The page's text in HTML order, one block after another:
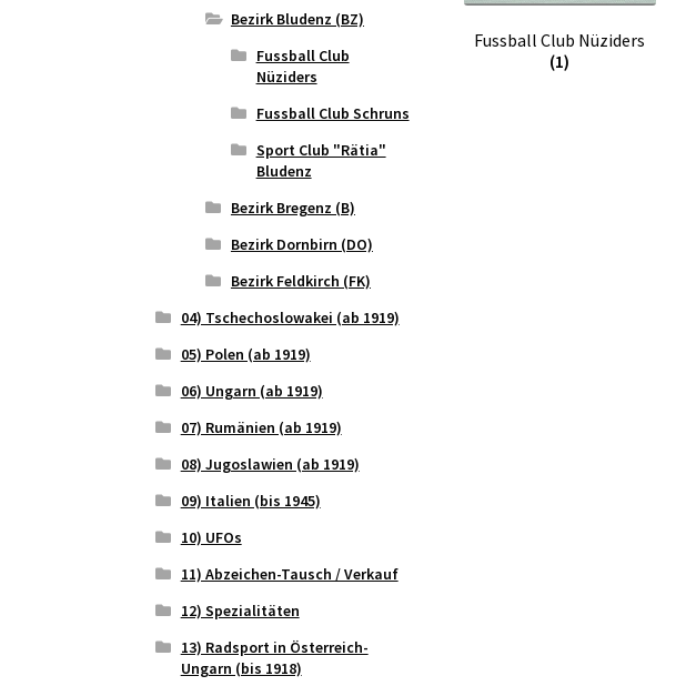
Fussball Club Nüziders
(1)
Bezirk Bludenz (BZ)
Fussball Club
Nüziders
Fussball Club Schruns
Sport Club "Rätia"
Bludenz
Bezirk Bregenz (B)
Bezirk Dornbirn (DO)
Bezirk Feldkirch (FK)
04) Tschechoslowakei (ab 1919)
05) Polen (ab 1919)
06) Ungarn (ab 1919)
07) Rumänien (ab 1919)
08) Jugoslawien (ab 1919)
09) Italien (bis 1945)
10) UFOs
11) Abzeichen-Tausch / Verkauf
12) Spezialitäten
13) Radsport in Österreich-
Ungarn (bis 1918)